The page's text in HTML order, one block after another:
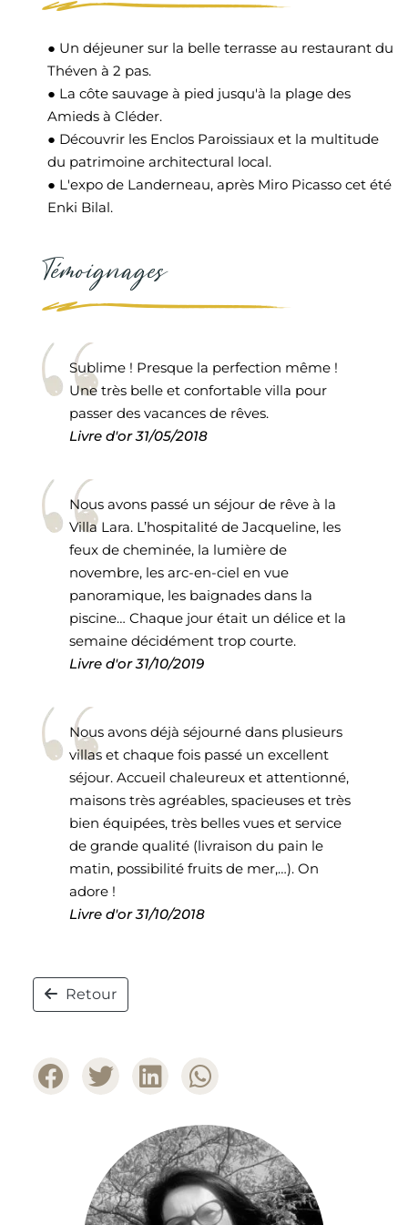
● Un déjeuner sur la belle terrasse au restaurant du
Théven à 2 pas.
● La côte sauvage à pied jusqu'à la plage des
Amieds à Cléder.
● Découvrir les Enclos Paroissiaux et la multitude
du patrimoine architectural local.
● L'expo de Landerneau, après Miro Picasso cet été
Enki Bilal.
Témoignages
Sublime ! Presque la perfection même !
Une très belle et confortable villa pour
passer des vacances de rêves.
Livre d'or31/05/2018
Nous avons passé un séjour de rêve à la
Villa Lara. L’hospitalité de Jacqueline, les
feux de cheminée, la lumière de
novembre, les arc-en-ciel en vue
panoramique, les baignades dans la
piscine… Chaque jour était un délice et la
semaine décidément trop courte.
Livre d'or31/10/2019
Nous avons déjà séjourné dans plusieurs
villas et chaque fois passé un excellent
séjour. Accueil chaleureux et attentionné,
maisons très agréables, spacieuses et très
bien équipées, très belles vues et service
de grande qualité (livraison du pain le
matin, possibilité fruits de mer,…). On
adore !
Livre d'or31/10/2018
Retour